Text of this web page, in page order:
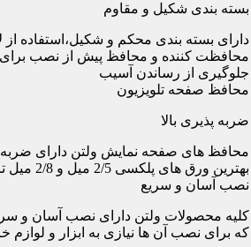
بسته بندی شکیل و مقاوم
دارای بسته بندی محکم و شکیل،استفاده
محافظت کننده و محافظ پیش از نصب
جلوگیری از رساندن آسیب
محافظ صفحه تلویزیون
ضربه پذیری بالا
محافظ های صفحه نمایش ولتن دارای ضربه
بهترین ورق های پلکسی 2/5 میل و 2/8 میل تایوانی ساخته شدند.
نصب آسان و سریع
کلیه محصولات ولتن دارای نصب آسان و
که برای نصب آن ها نیازی به ابزار و